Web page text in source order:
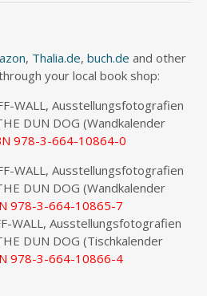
, Thalia.de, buch.de and other
your local book shop:
WALL, Ausstellungsfotografien
DUN DOG (Wandkalender
978-3-664-10864-0
WALL, Ausstellungsfotografien
DUN DOG (Wandkalender
978-3-664-10865-7
WALL, Ausstellungsfotografien
DUN DOG (Tischkalender
978-3-664-10866-4